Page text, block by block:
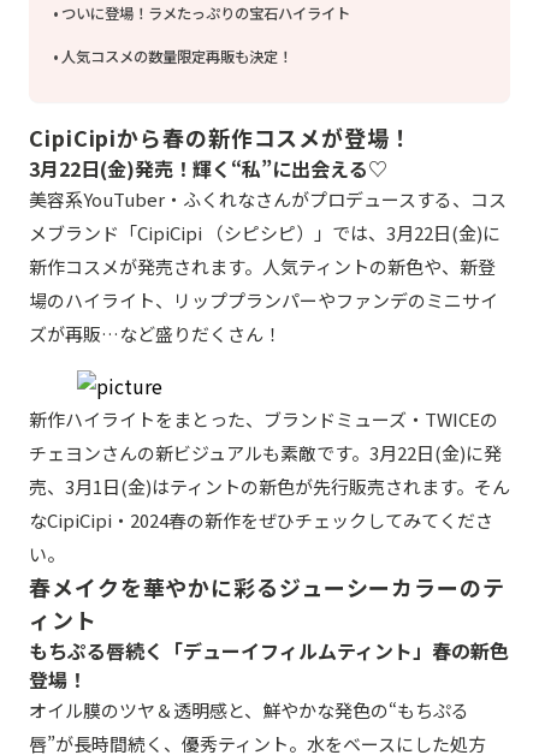
ついに登場！ラメたっぷりの宝石ハイライト
人気コスメの数量限定再販も決定！
CipiCipiから春の新作コスメが登場！
3月22日(金)発売！輝く“私”に出会える♡
美容系YouTuber・ふくれなさんがプロデュースする、コス
メブランド「CipiCipi （シピシピ）」では、3月22日(金)に
新作コスメが発売されます。人気ティントの新色や、新登
場のハイライト、リッププランパーやファンデのミニサイ
ズが再販…など盛りだくさん！
新作ハイライトをまとった、ブランドミューズ・TWICEの
チェヨンさんの新ビジュアルも素敵です。3月22日(金)に発
売、3月1日(金)はティントの新色が先行販売されます。そん
なCipiCipi・2024春の新作をぜひチェックしてみてくださ
い。
春メイクを華やかに彩るジューシーカラーのテ
ィント
もちぷる唇続く「デューイフィルムティント」春の新色
登場！
オイル膜のツヤ＆透明感と、鮮やかな発色の“もちぷる
唇”が長時間続く、優秀ティント。水をベースにした処方